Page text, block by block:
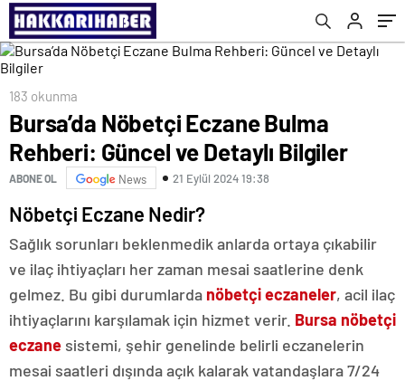
183 okunma
Bursa’da Nöbetçi Eczane Bulma
Rehberi: Güncel ve Detaylı Bilgiler
ABONE OL News 21 Eylül 2024 19:38
Nöbetçi Eczane Nedir?
Sağlık sorunları beklenmedik anlarda ortaya çıkabilir
ve ilaç ihtiyaçları her zaman mesai saatlerine denk
gelmez. Bu gibi durumlarda nöbetçi eczaneler, acil ilaç
ihtiyaçlarını karşılamak için hizmet verir. Bursa nöbetçi
eczane sistemi, şehir genelinde belirli eczanelerin
mesai saatleri dışında açık kalarak vatandaşlara 7/24